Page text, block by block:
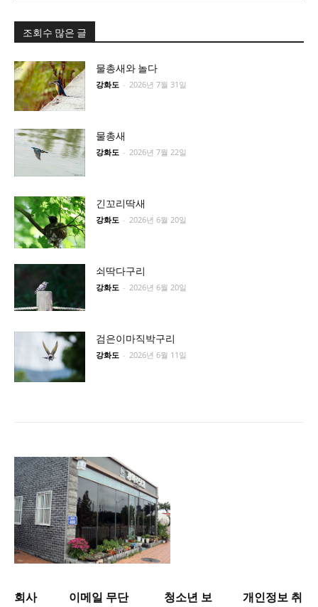
조회수 많은 글
물총새와 놀다
강화도 - 2026년 7월 31일
물총새
강화도 - 2026년 7월 22일
긴꼬리딱새
강화도 - 2026년 6월 20일
쇠딱다구리
강화도 - 2026년 6월 20일
검은이마직박구리
강화도 - 2026년 6월 11일
회사 이메일 무단 청소년 보 개인정보 취